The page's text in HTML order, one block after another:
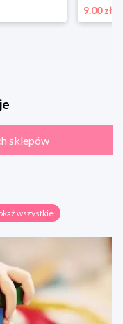
9.00 zł
sklepów
wszystkie